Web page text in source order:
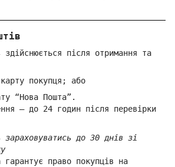
здійснюється після отримання та
покупця; або
“Нова Пошта”.
— до 24 годин після перевірки
зараховуватись до 30 днів зі
право покупців на